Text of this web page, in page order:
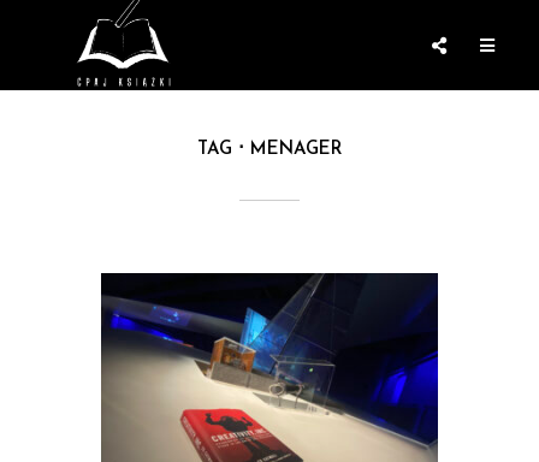
TAG MENAGER